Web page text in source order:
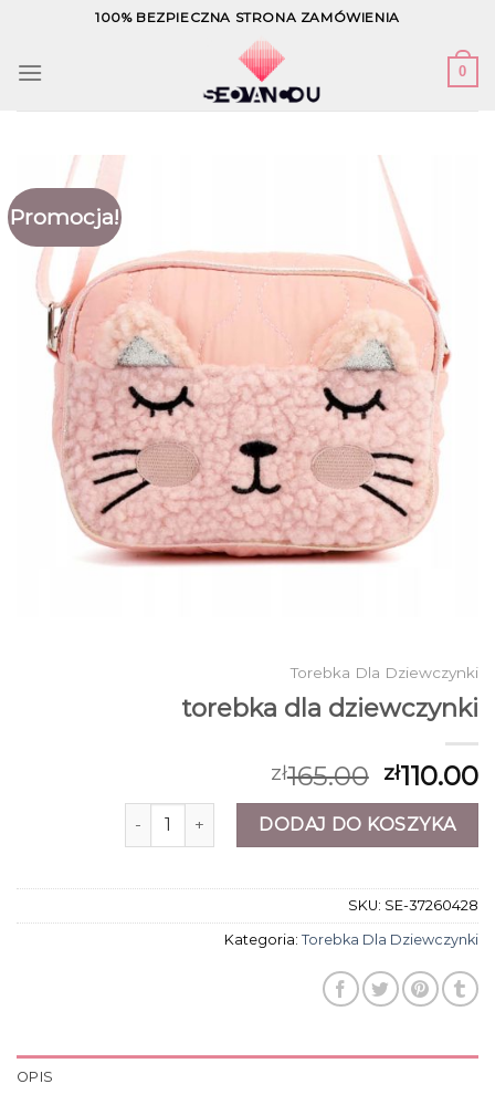
content
100% BEZPIECZNA STRONA ZAMÓWIENIA
0
Promocja!
Torebka Dla Dziewczynki
torebka dla dziewczynki
zł165.00 zł110.00
ilość torebka dla dziewczynkiDODAJ DO KOSZYKA
SKU: SE-37260428
Kategoria: Torebka Dla Dziewczynki
OPIS